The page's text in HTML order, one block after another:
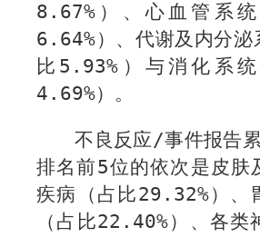
8.67% ）、心血管系
6.64%）、代谢及内分泌
比 5.93% ）与消化系
4. 69%）。
不良反应/事件报告
排名前5位的依次是皮肤
疾病（占比29.32%）、
（占比22.40%）、各类